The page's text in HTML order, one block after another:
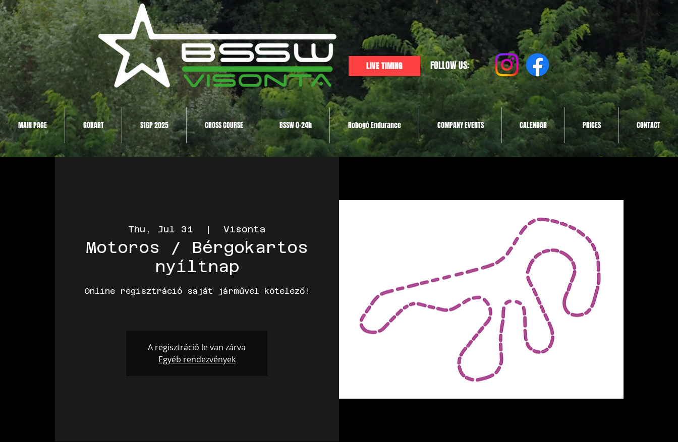
LIVE TIMING FOLLOW US:
MAIN PAGE GOKART S1GP 2025 CROSS COURSE BSSW 0-24h Robogó Endurance COMPANY EVENTS CALENDAR PRICES CONTACT
Thu, Jul 31
  |
Visonta
Motoros / Bérgokartos
nyíltnap
Online regisztráció saját járművel kötelező!
A regisztráció le van zárva
Egyéb rendezvények